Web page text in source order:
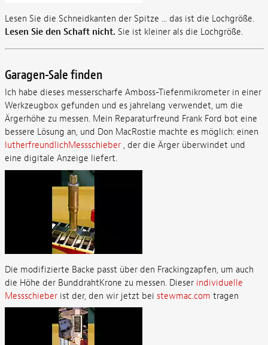
Lesen Sie die Schneidkanten der Spitze ... das ist die Lochgröße.
Lesen Sie den Schaft nicht. Sie ist kleiner als die Lochgröße.
Garagen-Sale finden
Ich habe dieses messerscharfe Amboss-Tiefenmikrometer in einer
Werkzeugbox gefunden und es jahrelang verwendet, um die
Ärgerhöhe zu messen. Mein Reparaturfreund Frank Ford bot eine
bessere Lösung an, und Don MacRostie machte es möglich: einen
lutherfreundlichMessschieber, der die Ärger überwindet und
eine digitale Anzeige liefert.
Die modifizierte Backe passt über den Frackingzapfen, um auch
die Höhe der BunddrahtKrone zu messen. Dieser individuelle
Messschieberist der, den wir jetzt bei stewmac.com tragen